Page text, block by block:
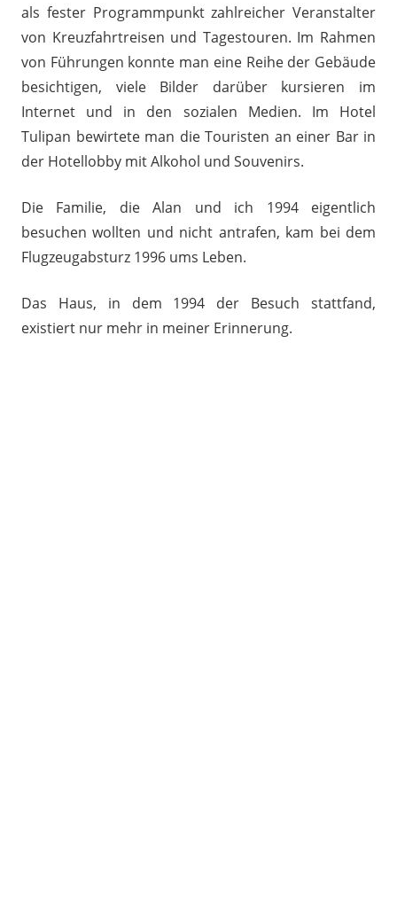
als fester Programmpunkt zahlreicher Veranstalter
von Kreuzfahrtreisen und Tagestouren. Im Rahmen
von Führungen konnte man eine Reihe der Gebäude
besichtigen, viele Bilder darüber kursieren im
Internet und in den sozialen Medien. Im Hotel
Tulipan bewirtete man die Touristen an einer Bar in
der Hotellobby mit Alkohol und Souvenirs.
Die Familie, die Alan und ich 1994 eigentlich
besuchen wollten und nicht antrafen, kam bei dem
Flugzeugabsturz 1996 ums Leben.
Das Haus, in dem 1994 der Besuch stattfand,
existiert nur mehr in meiner Erinnerung.